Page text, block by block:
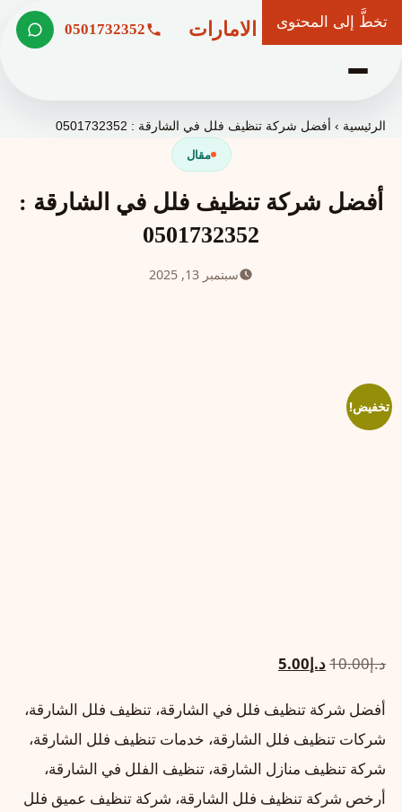
تخطَّ إلى المحتوى
شركة وعد الامارات 0501732352
الرئيسية ›أفضل شركة تنظيف فلل في الشارقة : 0501732352
مقال
أفضل شركة تنظيف فلل في الشارقة :
0501732352
سبتمبر 13, 2025
تخفيض!
د.إ10.00السعر
هو:
د.إ10.00.
د.إ5.00السعر
هو:
د.إ5.00.
أفضل شركة تنظيف فلل في الشارقة، تنظيف فلل الشارقة،
شركات تنظيف فلل الشارقة، خدمات تنظيف فلل الشارقة،
شركة تنظيف منازل الشارقة، تنظيف الفلل في الشارقة،
أرخص شركة تنظيف فلل الشارقة، شركة تنظيف عميق فلل